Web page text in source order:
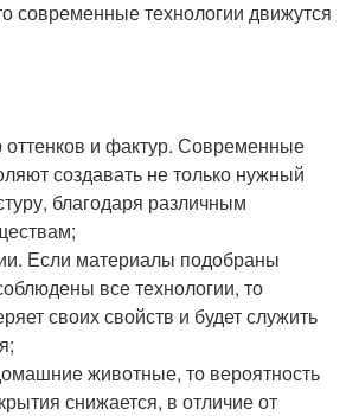
современные технологии движутся
и фактур. Современные
создавать не только нужный
благодаря различным
Если материалы подобраны
все технологии, то
своих свойств и будет служить
животные, то вероятность
снижается, в отличие от